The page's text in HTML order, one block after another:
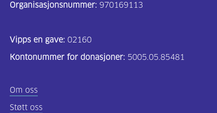
(197)
helsepersonell
(157)
innhold
(59)
Organisasjonsnummer: 970169113
Vipps en gave: 02160
Kontonummer for donasjoner: 5005.05.85481
Om oss
Støtt oss